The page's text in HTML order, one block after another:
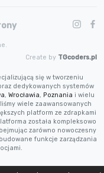
Create by TGcoders.pl
się w tworzeniu
dedykowanych systemów
Wrocławia Poznania i wielu
wiele zaawansowanych
platform ze zdrapkami
została kompleksowo
zarówno nowoczesny
funkcje zarządzania